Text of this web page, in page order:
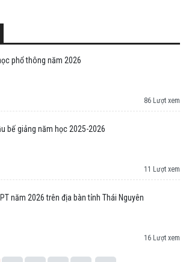
phổ thông năm 2026
86 Lượt xem
bế giảng năm học 2025-2026
11 Lượt xem
năm 2026 trên địa bàn tỉnh Thái Nguyên
16 Lượt xem